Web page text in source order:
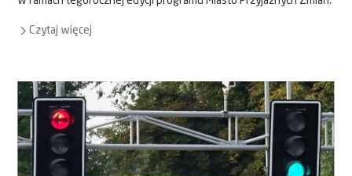
Czytaj więcej